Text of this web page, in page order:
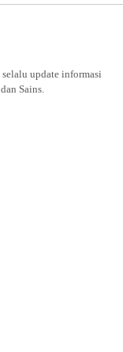
update informasi
Sains.